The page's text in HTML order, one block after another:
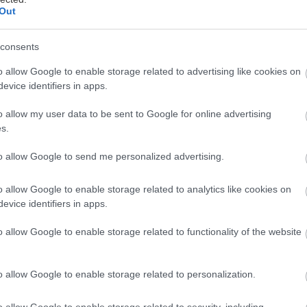
allow Google to enable storage related to advertising like cookies on
identifiers in apps.
allow my user data to be sent to Google for online advertising
allow Google to send me personalized advertising.
allow Google to enable storage related to analytics like cookies on
identifiers in apps.
allow Google to enable storage related to functionality of the website
allow Google to enable storage related to personalization.
niekoľko dní. Na noc ich schovajte
Celé sušenie môže trvať niekoľko
o najspoľahlivejší spôsob, kde máte
dostatok priestoru vo viacerých
teplota v rozpätí cca od 45 do 55 °C.
je vhodná aj na sušenie ovocia. Figy
papierom na pečenie. Teplota sušenia
Počas sušenia nechajte dvierka na
unikať uvoľňujúca sa vlhkosť. Čas
(pre rúru aj sušičku – v závislosti od